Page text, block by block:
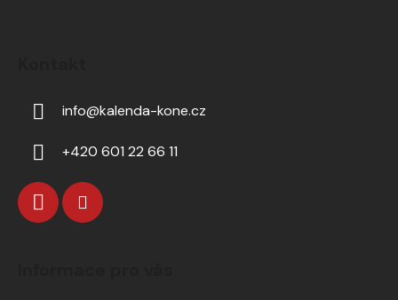
info@kalenda-kone.cz
+420 601 22 66 11